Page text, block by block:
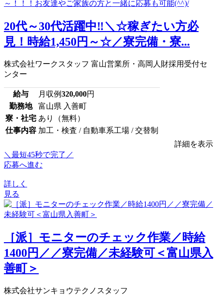
20代～30代活躍中‼＼☆稼ぎたい方必
見！時給1,450円～☆／寮完備・寮...
株式会社ワークスタッフ 富山営業所・高岡人財採用受付セ
ンター
給与 月収例320,000円
勤務地
富山県 入善町
寮・社宅 あり（無料）
仕事内容 加工・検査 / 自動車系工場 / 交替制
詳細を表示
＼最短45秒で完了／
応募へ進む
詳しく
見る
［派］モニターのチェック作業／時給
1400円／／寮完備／未経験可＜富山県入
善町＞
株式会社サンキョウテクノスタッフ